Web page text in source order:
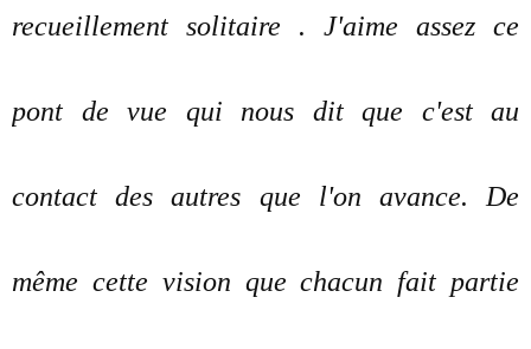
recueillement solitaire . J'aime assez ce
pont de vue qui nous dit que c'est au
contact des autres que l'on avance. De
même cette vision que chacun fait partie